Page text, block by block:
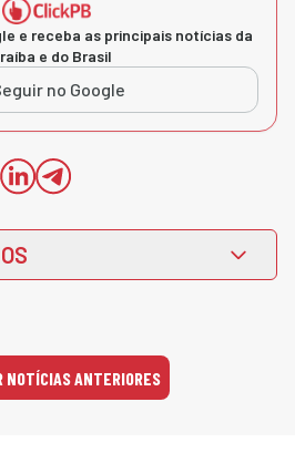
e receba as principais notícias da
e do Brasil
no Google
NOTÍCIAS ANTERIORES